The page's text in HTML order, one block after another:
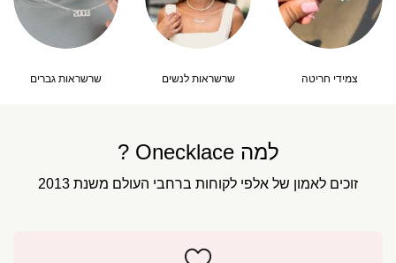
צמידי חריטה שרשראות לנשים שרשראות גברים
למה Onecklace ?
זוכים לאמון של אלפי לקוחות ברחבי העולם משנת 2013